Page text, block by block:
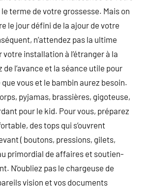
terme de votre grossesse. Mais on
le jour défini de la ajour de votre
n’attendez pas la ultime
installation à l’étranger à la
l’avance et la séance utile pour
vous et le bambin aurez besoin.
pyjamas, brassières, gigoteuse,
pour le kid. Pour vous, préparez
des tops qui s’ouvrent
( boutons, pressions, gilets,
primordial de affaires et soutien-
N’oubliez pas le chargeuse de
vision et vos documents